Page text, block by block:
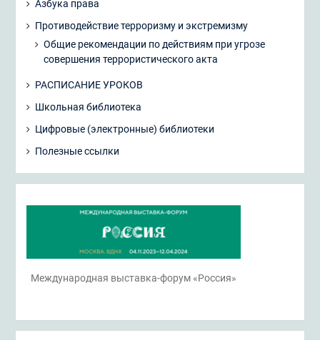
Азбука права
Противодействие терроризму и экстремизму
Общие рекомендации по действиям при угрозе
совершения террористического акта
РАСПИСАНИЕ УРОКОВ
Школьная библиотека
Цифровые (электронные) библиотеки
Полезные ссылки
Международная выставка-форум «Россия»